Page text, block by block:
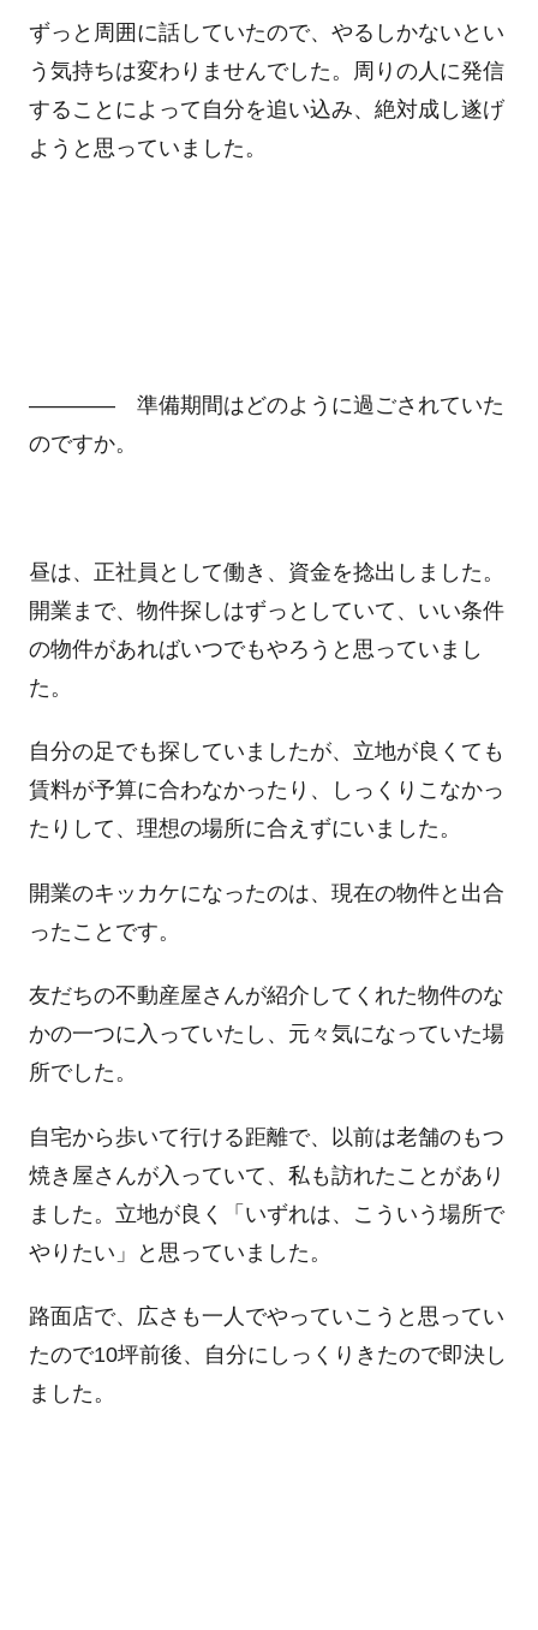
ずっと周囲に話していたので、やるしかないとい
う気持ちは変わりませんでした。周りの人に発信
することによって自分を追い込み、絶対成し遂げ
ようと思っていました。
―――― 準備期間はどのように過ごされていた
のですか。
昼は、正社員として働き、資金を捻出しました。
開業まで、物件探しはずっとしていて、いい条件
の物件があればいつでもやろうと思っていまし
た。
自分の足でも探していましたが、立地が良くても
賃料が予算に合わなかったり、しっくりこなかっ
たりして、理想の場所に合えずにいました。
開業のキッカケになったのは、現在の物件と出合
ったことです。
友だちの不動産屋さんが紹介してくれた物件のな
かの一つに入っていたし、元々気になっていた場
所でした。
自宅から歩いて行ける距離で、以前は老舗のもつ
焼き屋さんが入っていて、私も訪れたことがあり
ました。立地が良く「いずれは、こういう場所で
やりたい」と思っていました。
路面店で、広さも一人でやっていこうと思ってい
たので10坪前後、自分にしっくりきたので即決し
ました。